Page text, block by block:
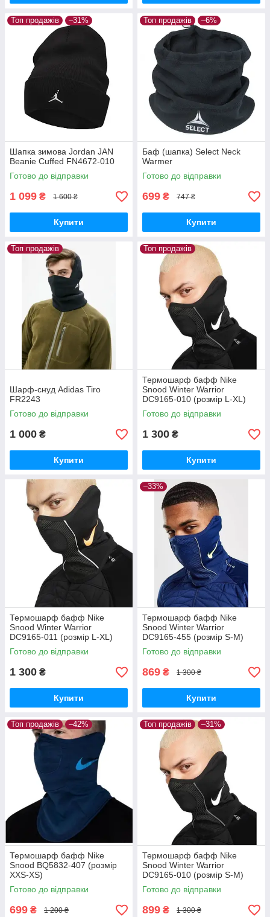
Топ продажів –31%
Шапка зимова Jordan JAN
Beanie Cuffed FN4672-010
Готово до відправки
1 099 ₴ 1 600 ₴
Купити
Топ продажів –6%
Баф (шапка) Select Neck
Warmer
Готово до відправки
699 ₴ 747 ₴
Купити
Топ продажів
Шарф-cнуд Adidas Tiro
FR2243
Готово до відправки
1 000 ₴
Купити
Топ продажів
Термошарф бафф Nike
Snood Winter Warrior
DC9165-010 (розмір L-XL)
Готово до відправки
1 300 ₴
Купити
Термошарф бафф Nike
Snood Winter Warrior
DC9165-011 (розмір L-XL)
Готово до відправки
1 300 ₴
Купити
–33%
Термошарф бафф Nike
Snood Winter Warrior
DC9165-455 (розмір S-М)
Готово до відправки
869 ₴ 1 300 ₴
Купити
Топ продажів –42%
Термошарф бафф Nike
Snood BQ5832-407 (розмір
XXS-XS)
Готово до відправки
699 ₴ 1 200 ₴
Топ продажів –31%
Термошарф бафф Nike
Snood Winter Warrior
DC9165-010 (розмір S-M)
Готово до відправки
899 ₴ 1 300 ₴